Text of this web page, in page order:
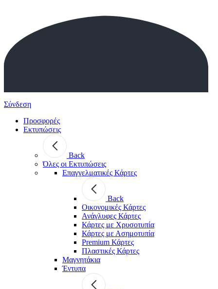
Σύνδεση
Προσφορές
Εκτυπώσεις
Back
Όλες οι Εκτυπώσεις
Επαγγελματικές Κάρτες
Back
Οικονομικές Κάρτες
Ανάγλυφες Κάρτες
Κάρτες με Χρυσοτυπία
Κάρτες με Ασημοτυπία
Premium Κάρτες
Πλαστικές Κάρτες
Μαγνητάκια
Έντυπα